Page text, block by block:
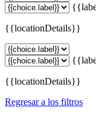
{{locationDetails}}
{{locationDetails}}
Regresar a los filtros